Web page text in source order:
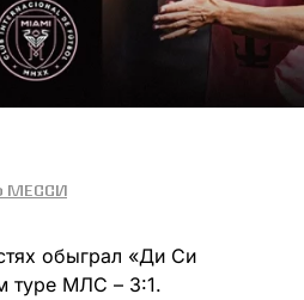
Месси
обыграл «Ди Си
туре МЛС – 3:1.